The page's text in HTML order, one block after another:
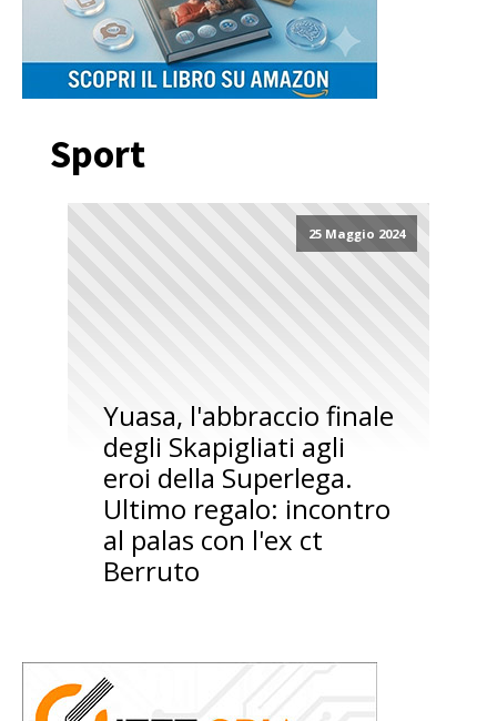
Sport
25 Maggio 2024
Yuasa, l'abbraccio finale
degli Skapigliati agli
eroi della Superlega.
Ultimo regalo: incontro
al palas con l'ex ct
Berruto